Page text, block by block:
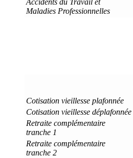
Accidents du Travail et
Maladies Professionnelles
Cotisation vieillesse plafonnée
Cotisation vieillesse déplafonnée
Retraite complémentaire
tranche 1
Retraite complémentaire
tranche 2